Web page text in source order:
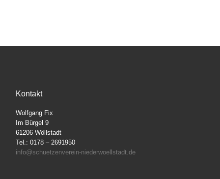
Kontakt
Wolfgang Fix
Im Bürgel 9
61206 Wöllstadt
Tel.: 0178 – 2691950
info@schuetzenverein-niederwoellstadt.de